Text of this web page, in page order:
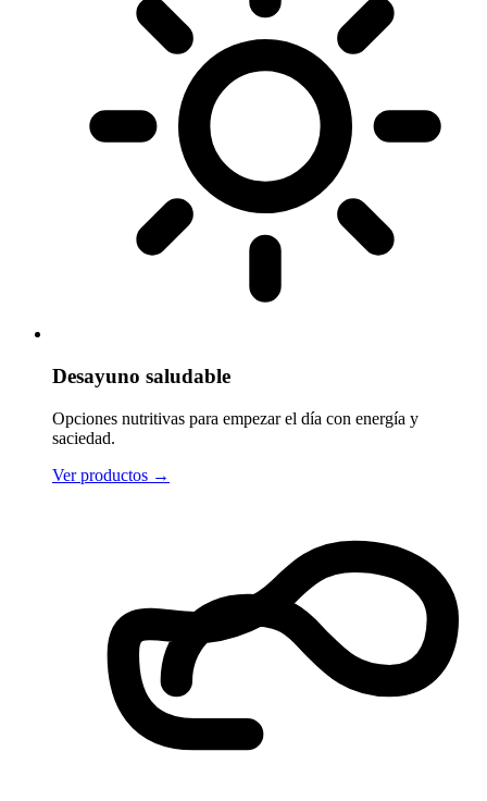
Desayuno saludable
Opciones nutritivas para empezar el día con energía y
saciedad.
Ver productos →